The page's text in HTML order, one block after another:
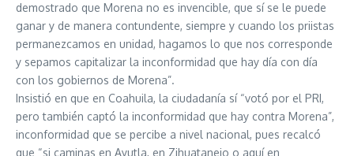
demostrado que Morena no es invencible, que sí se le puede
ganar y de manera contundente, siempre y cuando los priistas
permanezcamos en unidad, hagamos lo que nos corresponde
y sepamos capitalizar la inconformidad que hay día con día
con los gobiernos de Morena”.
Insistió en que en Coahuila, la ciudadanía sí “votó por el PRI,
pero también captó la inconformidad que hay contra Morena”,
inconformidad que se percibe a nivel nacional, pues recalcó
que “si caminas en Ayutla, en Zihuatanejo o aquí en